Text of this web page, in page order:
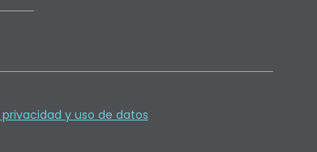
y uso de datos